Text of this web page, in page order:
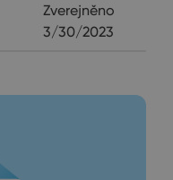
Zverejněno
3/30/2023